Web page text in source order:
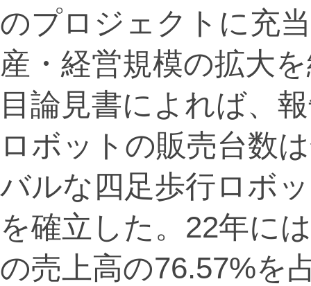
のプロジェクトに充
産・経営規模の拡大
目論見書によれば、
ロボットの販売台数
バルな四足歩行ロボ
を確立した。22年に
の売上高の76.57%を